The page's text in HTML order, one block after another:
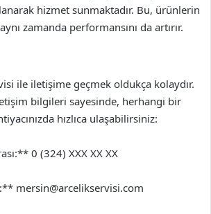
hizmet sunmaktadır. Bu, ürünlerin
zamanda performansını da artırır.
ile iletişime geçmek oldukça kolaydır.
bilgileri sayesinde, herhangi bir
hızlıca ulaşabilirsiniz:
0 (324) XXX XX XX
mersin@arcelikservisi.com